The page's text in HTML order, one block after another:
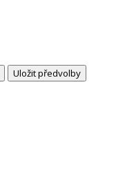
Uložit předvolby